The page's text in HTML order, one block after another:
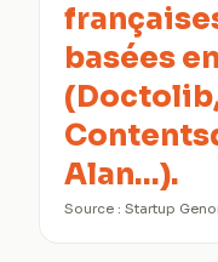
basées
Alan…).
Source : Startup